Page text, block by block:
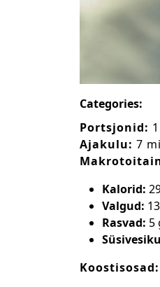
Categories:
Portsjonid: 1
Ajakulu: 7
Kalorid:
Valgud:
Rasvad: 5
Koostisosad: